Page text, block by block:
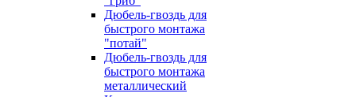
Дюбель-гвоздь для
быстрого монтажа
"потай"
Дюбель-гвоздь для
быстрого монтажа
металлический